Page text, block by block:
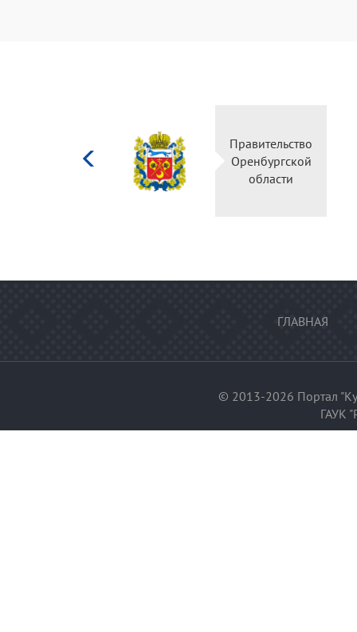
Министерство
культуры
Российской
федерации
ГЛАВНАЯ
© 2013-2026 Портал
ГАУК